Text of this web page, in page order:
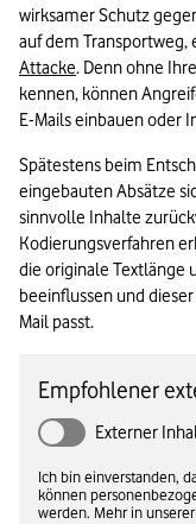
wirksamer Schutz
auf dem Transportweg,
Attacke. Denn ohne
kennen, können
E-Mails einbauen oder
Spätestens beim
eingebauten Absätze
sinnvolle Inhalte
Kodierungsverfahren
die originale Textlänge
beeinflussen und
Mail passt.
Empfohlener
Externer
Ich bin einverstanden,
können
werden. Mehr in unserer